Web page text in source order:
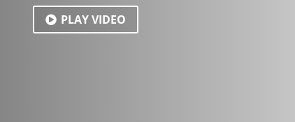
PLAY VIDEO